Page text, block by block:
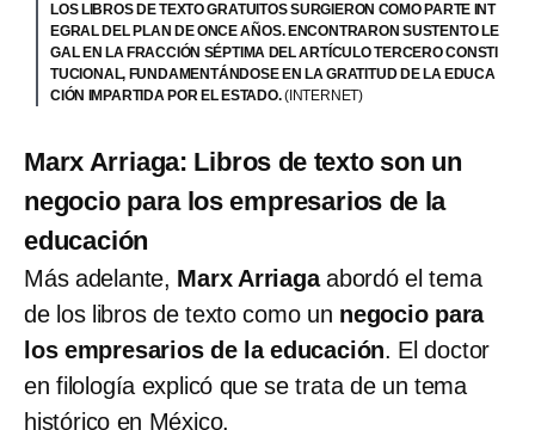
LOS LIBROS DE TEXTO GRATUITOS SURGIERON COMO PARTE INT
EGRAL DEL PLAN DE ONCE AÑOS. ENCONTRARON SUSTENTO LE
GAL EN LA FRACCIÓN SÉPTIMA DEL ARTÍCULO TERCERO CONSTI
TUCIONAL, FUNDAMENTÁNDOSE EN LA GRATITUD DE LA EDUCA
CIÓN IMPARTIDA POR EL ESTADO.(INTERNET)
Marx Arriaga: Libros de texto son un
negocio para los empresarios de la
educación
Más adelante, Marx Arriagaabordó el tema
de los libros de texto como un negocio para
los empresarios de la educación. El doctor
en filología explicó que se trata de un tema
histórico en México.